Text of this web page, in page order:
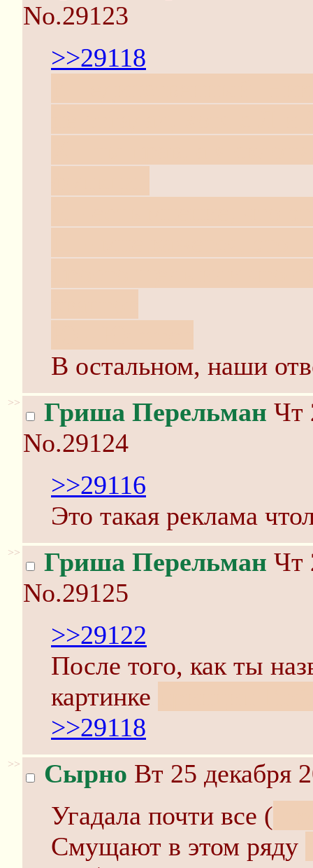
No.29123
>>29118
В остальном, наши
>> Гриша Перельман Чт
No.29124
>>29116
Это такая реклама
>> Гриша Перельман Чт
No.29125
>>29122
После того, как ты
картинке
>>29118
>> Сырно Вт 25 декабря
Угадала почти все (
Смущают в этом ряду